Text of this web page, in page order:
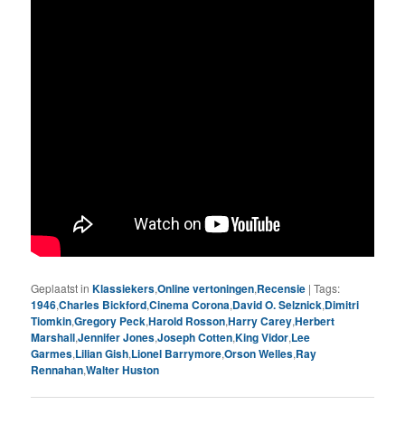
Geplaatst in Klassiekers,Online vertoningen,Recensie |Tags:
1946,Charles Bickford,Cinema Corona,David O. Selznick,Dimitri
Tiomkin,Gregory Peck,Harold Rosson,Harry Carey,Herbert
Marshall,Jennifer Jones,Joseph Cotten,King Vidor,Lee
Garmes,Lilian Gish,Lionel Barrymore,Orson Welles,Ray
Rennahan,Walter Huston